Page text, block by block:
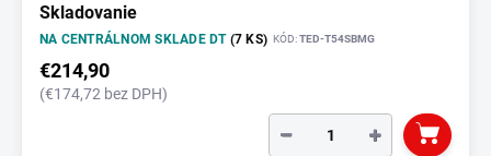
Skladovanie
NA CENTRÁLNOM SKLADE DT (7 KS) KÓD:TED-T54SBMG
€214,90
(€174,72 bez DPH)
+
−